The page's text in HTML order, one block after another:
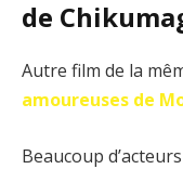
de
Autre film de la
amoureuses de
Beaucoup